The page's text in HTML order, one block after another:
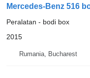
Mercedes-Benz 516
Peralatan - bodi box
2015
Rumania, Bucharest